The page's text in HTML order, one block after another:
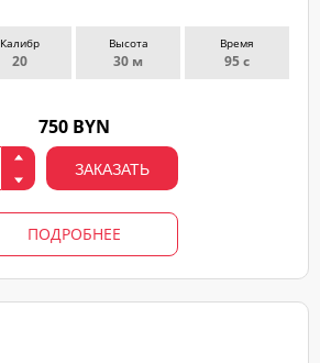
Калибр
20
Высота
30 м
Время
95 с
750 BYN
ЗАКАЗАТЬ
ПОДРОБНЕЕ